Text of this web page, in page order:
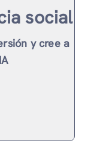
social
y cree a